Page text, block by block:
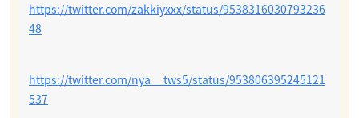
https://twitter.com/zakkiyxxx/status/9538316030793236
48
https://twitter.com/nya__tws5/status/953806395245121
537